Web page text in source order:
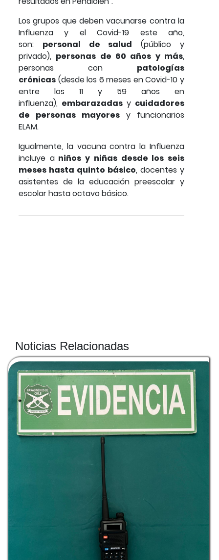
Los grupos que deben vacunarse contra la
Influenza y el Covid-19 este año,
son: personal de salud (público y
privado), personas de 60 años y más,
personas con patologías
crónicas (desde los 6 meses en Covid-10 y
entre los 11 y 59 años en
influenza), embarazadas y cuidadores
de personas mayores y funcionarios
ELAM.
Igualmente, la vacuna contra la Influenza
incluye aniños y niñas desde los seis
meses hasta quinto básico, docentes y
asistentes de la educación preescolar y
escolar hasta octavo básico.
Noticias Relacionadas